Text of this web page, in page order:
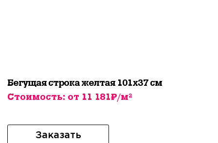
Бегущая строка желтая 101х37 см
Стоимость: от 11 181₽/м²
Заказать